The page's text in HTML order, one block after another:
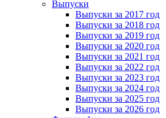
Выпуски
Выпуски за 2017 год
Выпуски за 2018 год
Выпуски за 2019 год
Выпуски за 2020 год
Выпуски за 2021 год
Выпуски за 2022 год
Выпуски за 2023 год
Выпуски за 2024 год
Выпуски за 2025 год
Выпуски за 2026 год